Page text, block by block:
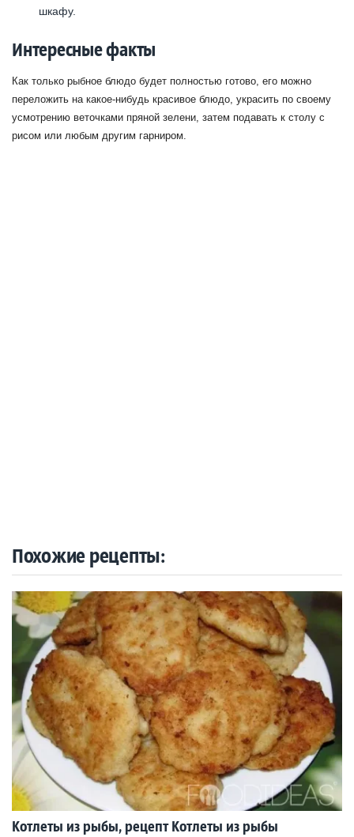
шкафу.
Интересные факты
Как только рыбное блюдо будет полностью готово, его можно
переложить на какое-нибудь красивое блюдо, украсить по своему
усмотрению веточками пряной зелени, затем подавать к столу с
рисом или любым другим гарниром.
Похожие рецепты:
Котлеты из рыбы, рецепт Котлеты из рыбы